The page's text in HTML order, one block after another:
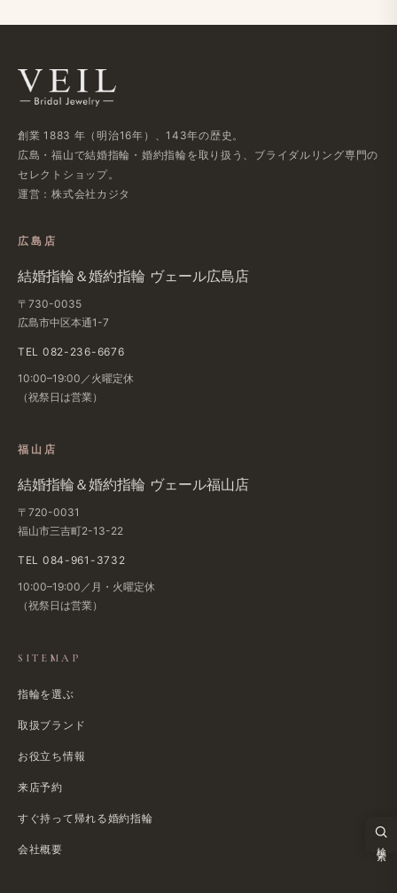
創業 1883 年（明治16年）、143年の歴史。
広島・福山で結婚指輪・婚約指輪を取り扱う、ブライダルリング専門の
セレクトショップ。
運営：株式会社カジタ
広島店
結婚指輪＆婚約指輪 ヴェール広島店
〒730-0035
広島市中区本通1-7
TEL 082-236-6676
10:00–19:00／火曜定休
（祝祭日は営業）
福山店
結婚指輪＆婚約指輪 ヴェール福山店
〒720-0031
福山市三吉町2-13-22
TEL 084-961-3732
10:00–19:00／月・火曜定休
（祝祭日は営業）
SITEMAP
指輪を選ぶ
取扱ブランド
お役立ち情報
来店予約
すぐ持って帰れる婚約指輪
会社概要